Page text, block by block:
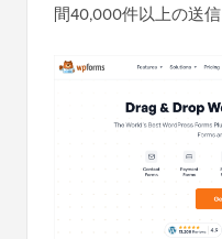
間40,000件以上の送